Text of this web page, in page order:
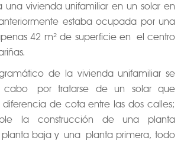
vivienda unifamiliar en un solar en
estaba ocupada por una
42 m² de superficie en el centro
de la vivienda unifamiliar se
por tratarse de un solar que
de cota entre las dos calles;
la construcción de una planta
planta baja y una planta primera, todo